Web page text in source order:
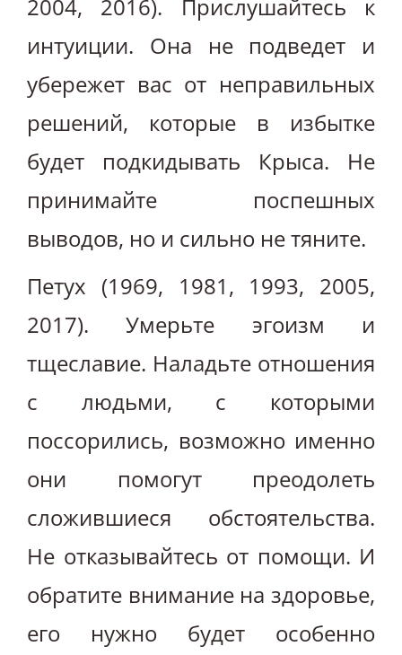
2004, 2016). Прислушайтесь к
интуиции. Она не подведет и
убережет вас от неправильных
решений, которые в избытке
будет подкидывать Крыса. Не
принимайте поспешных
выводов, но и сильно не тяните.
Петух (1969, 1981, 1993, 2005,
2017). Умерьте эгоизм и
тщеславие. Наладьте отношения
с людьми, с которыми
поссорились, возможно именно
они помогут преодолеть
сложившиеся обстоятельства.
Не отказывайтесь от помощи. И
обратите внимание на здоровье,
его нужно будет особенно